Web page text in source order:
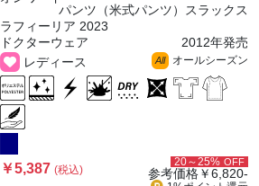
パンツ（米式パンツ）スラックス
ラフィーリア 2023
ドクターウェア
2012年発売
レディース
All オールシーズン
￥5,387(税込)
20～25% OFF
参考価格￥6,820-